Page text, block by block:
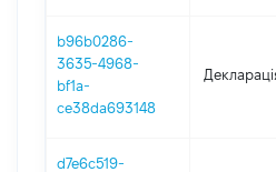
b96b0286-
3635-4968-
bf1a-
ce38da693148
d7e6c519-